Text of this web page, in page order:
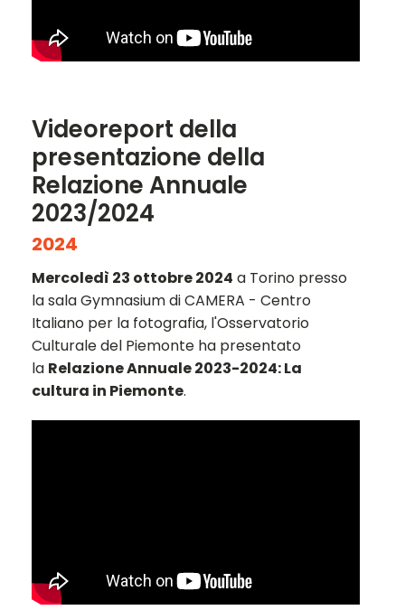
Videoreport della
presentazione della
Relazione Annuale
2023/2024
2024
Mercoledì 23 ottobre 2024 a Torino presso
la sala Gymnasium di CAMERA - Centro
Italiano per la fotografia, l'Osservatorio
Culturale del Piemonte ha presentato
la Relazione Annuale 2023-2024: La
cultura in Piemonte.